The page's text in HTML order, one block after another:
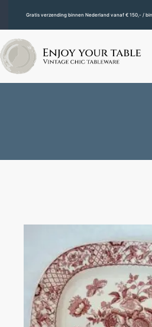
Gratis verzending binnen Nederland vanaf € 150,- /